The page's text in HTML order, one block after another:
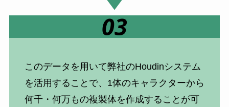
03
このデータを用いて弊社のHoudinシステム
を活用することで、1体のキャラクターから
何千・何万もの複製体を作成することが可